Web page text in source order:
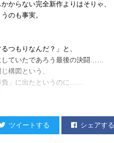
からない完全新作よりはそりゃ、
のも事実。
つもりなんだ？」と、
ていたであろう最後の決闘……
構図という、
」に出たというのに……
書いてなかった部分なんだし、
ツイートする シェアする